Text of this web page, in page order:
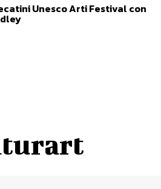
Unesco Arti Festival con